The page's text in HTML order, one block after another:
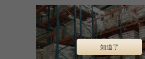
240℃）、耐化学腐蚀（除浓硫酸外）、
汽车发动机罩、电磁阀、化工泵叶轮。品
索尔维Ryton®。PEI（聚醚酰亚胺）特性
温（Tg 217℃）、耐水解（沸水浸泡
知道了